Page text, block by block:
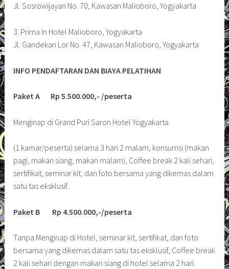
Jl. Sosrowijayan No. 70, Kawasan Malioboro, Yogyakarta
3. Prima In Hotel Malioboro, Yogyakarta
Jl. Gandekan Lor No. 47, Kawasan Malioboro, Yogyakarta
INFO PENDAFTARAN DAN BIAYA PELATIHAN
Paket A Rp 5.500.000,- /peserta
Menginap di Grand Puri Saron Hotel Yogyakarta
(1 kamar/peserta) selama 3 hari 2 malam, konsumsi (makan
pagi, makan siang, makan malam), Coffee break 2 kali sehari,
sertifikat, seminar kit, dan foto bersama yang dikemas dalam
satu tas eksklusif.
Paket B Rp 4.500.000,-/peserta
Tanpa Menginap di Hotel, seminar kit, sertifikat, dan foto
bersama yang dikemas dalam satu tas eksklusif, Coffee break
2 kali sehari dengan makan siang di hotel selama 2 hari.